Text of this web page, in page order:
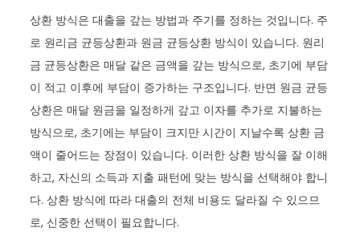
상환 방식은 대출을 갚는 방법과 주기를 정하는 것입니다. 주
로 원리금 균등상환과 원금 균등상환 방식이 있습니다. 원리
금 균등상환은 매달 같은 금액을 갚는 방식으로, 초기에 부담
이 적고 이후에 부담이 증가하는 구조입니다. 반면 원금 균등
상환은 매달 원금을 일정하게 갚고 이자를 추가로 지불하는
방식으로, 초기에는 부담이 크지만 시간이 지날수록 상환 금
액이 줄어드는 장점이 있습니다. 이러한 상환 방식을 잘 이해
하고, 자신의 소득과 지출 패턴에 맞는 방식을 선택해야 합니
다. 상환 방식에 따라 대출의 전체 비용도 달라질 수 있으므
로, 신중한 선택이 필요합니다.